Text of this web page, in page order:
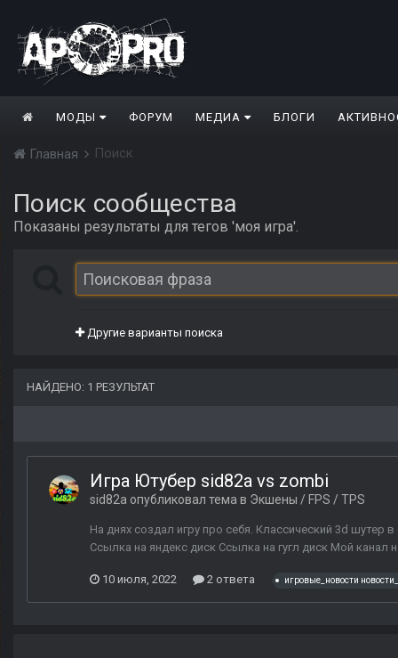
МОДЫ ФОРУМ МЕДИА БЛОГИ
Главная Поиск
Поиск сообщества
Показаны результаты для тегов 'моя игра'.
Другие варианты поиска
НАЙДЕНО: 1 РЕЗУЛЬТАТ
Игра Ютубер sid82a vs zombi
sid82a опубликовал тема в Экшены / FPS / TPS
На днях создал игру про себя. Классический 3d
Ссылка на яндекс диск Ссылка на гугл диск Мой канал
10 июля, 2022 2 ответа игровые_новости